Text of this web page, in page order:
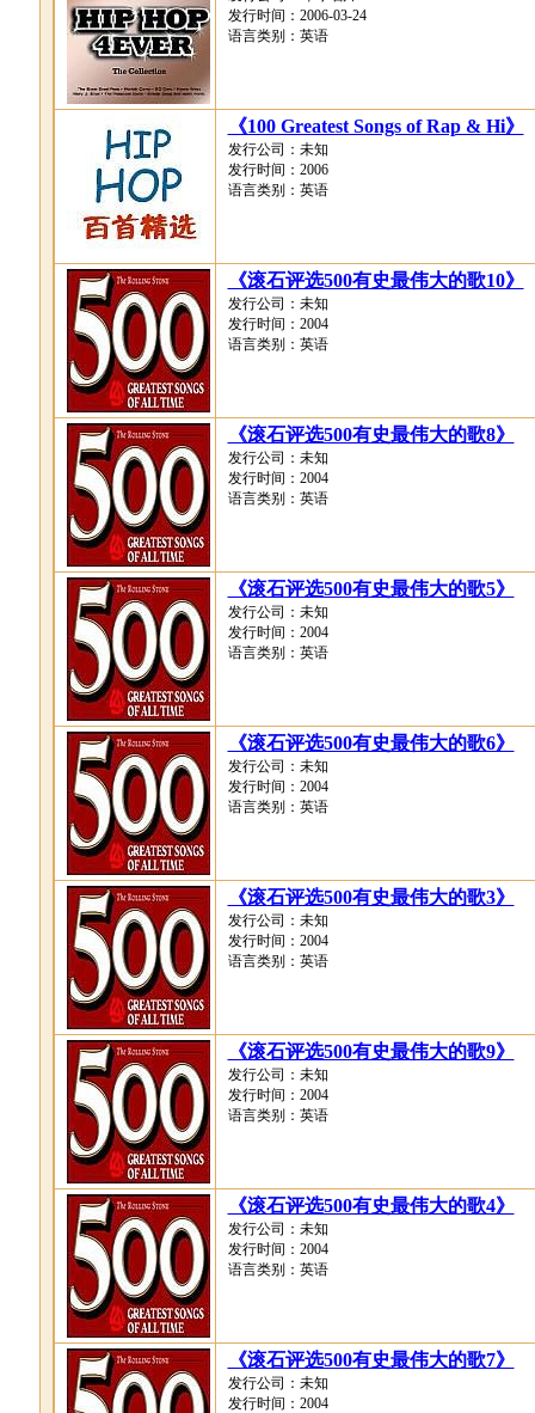
发行时间：2006-03-24
语言类别：英语
《100 Greatest Songs of Rap & Hi》
发行公司：未知
发行时间：2006
语言类别：英语
《滚石评选500有史最伟大的歌10》
发行公司：未知
发行时间：2004
语言类别：英语
《滚石评选500有史最伟大的歌8》
发行公司：未知
发行时间：2004
语言类别：英语
《滚石评选500有史最伟大的歌5》
发行公司：未知
发行时间：2004
语言类别：英语
《滚石评选500有史最伟大的歌6》
发行公司：未知
发行时间：2004
语言类别：英语
《滚石评选500有史最伟大的歌3》
发行公司：未知
发行时间：2004
语言类别：英语
《滚石评选500有史最伟大的歌9》
发行公司：未知
发行时间：2004
语言类别：英语
《滚石评选500有史最伟大的歌4》
发行公司：未知
发行时间：2004
语言类别：英语
《滚石评选500有史最伟大的歌7》
发行公司：未知
发行时间：2004